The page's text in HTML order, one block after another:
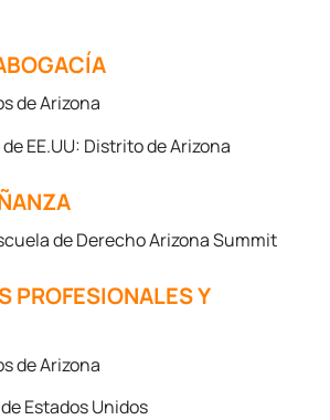
de Arizona
EE.UU: Distrito de Arizona
de Derecho Arizona Summit
PROFESIONALES Y
de Arizona
Estados Unidos